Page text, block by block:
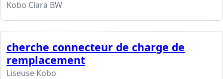
Kobo Clara BW
cherche connecteur de charge de
remplacement
Liseuse Kobo